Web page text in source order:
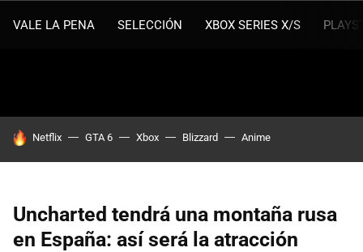
VALE LA PENA SELECCIÓN XBOX SERIES X/S
HOY SE HABLA DE
Netflix GTA 6 Xbox Blizzard Anime
Uncharted tendrá una montaña rusa
en España: así será la atracción